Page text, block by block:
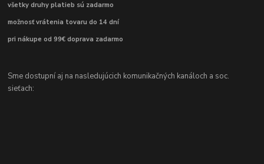
všetky druhy platieb sú zadarmo
možnosť vrátenia tovaru do 14 dní
pri nákupe od 99€ doprava zadarmo
Sme dostupní aj na nasledujúcich komunikačných kanáloch a soc.
sieťach: